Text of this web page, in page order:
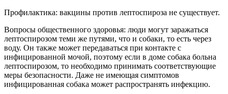
Профилактика: вакцины против лептоспироза не существует.
Вопросы общественного здоровья: люди могут заражаться
лептоспирозом теми же путями, что и собаки, то есть через
воду. Он также может передаваться при контакте с
инфицированной мочой, поэтому если в доме собака больна
лептоспирозом, то необходимо принимать соответствующие
меры безопасности. Даже не имеющая симптомов
инфицированная собака может распространять инфекцию.